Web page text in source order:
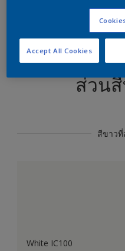
ส่วน
สีขาว
White IC100
Accept All Cookies